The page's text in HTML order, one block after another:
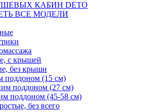
КАБИН DETO
ВСЕ МОДЕЛИ
с крышей
без крыши
поддоном (15 см)
поддоном (27 см)
поддоном (45-58 см)
без всего